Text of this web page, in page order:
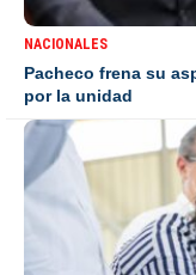
NACIONALES
Pacheco frena su
por la unidad